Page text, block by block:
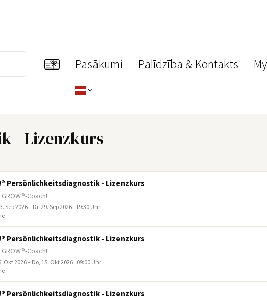
Pasākumi Palīdzība & Kontakts
- Lizenzkurs
Persönlichkeitsdiagnostik - Lizenzkurs
Coach!
Sep 2026 – Di, 29. Sep 2026 · 19:30 Uhr
Persönlichkeitsdiagnostik - Lizenzkurs
Coach!
Okt 2026 – Do, 15. Okt 2026 · 09:00 Uhr
Persönlichkeitsdiagnostik - Lizenzkurs